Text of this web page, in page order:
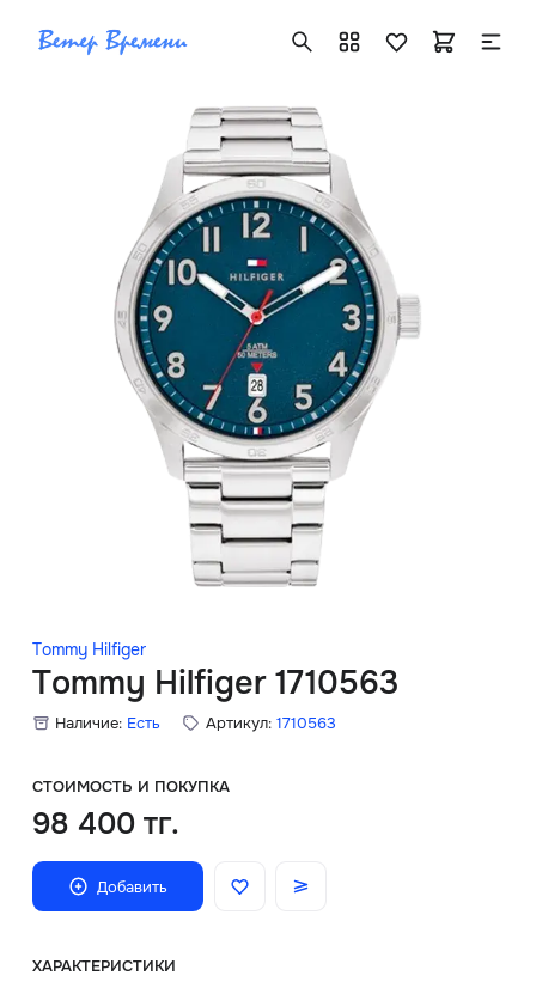
Tommy Hilfiger
Tommy Hilfiger 1710563
Наличие: Есть Артикул: 1710563
СТОИМОСТЬ И ПОКУПКА
98 400 тг.
Добавить
ХАРАКТЕРИСТИКИ
+7 ( 705 ) 181-42-50
info@vetervremeni.kz
Авторизация
Каталог
Мужские часы
Женские часы
Скидки
Главная
О нас